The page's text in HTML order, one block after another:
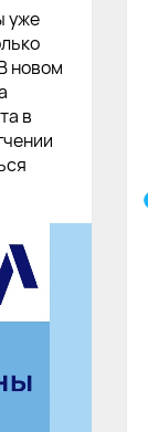
уже
новом
в